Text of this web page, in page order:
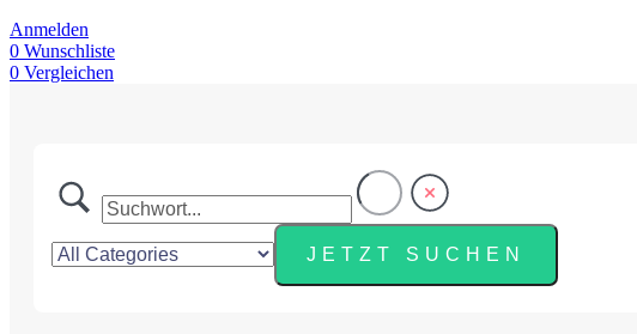
Anmelden
0 Wunschliste
0 Vergleichen